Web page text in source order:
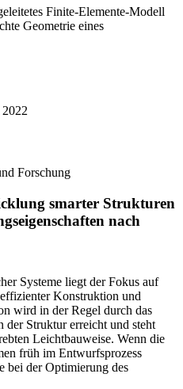
Finite-Elemente-Modell
Geometrie eines
Forschung
smarter Strukturen
nach
Systeme liegt der Fokus auf
Konstruktion und
wird in der Regel durch das
der Struktur erreicht und steht
Leichtbauweise. Wenn die
früh im Entwurfsprozess
bei der Optimierung des